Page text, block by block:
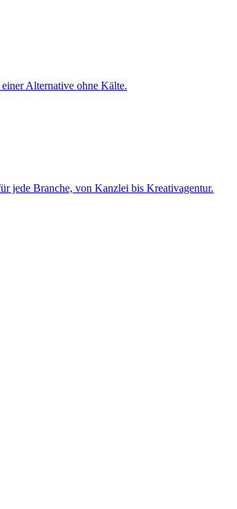
Alternative ohne Kälte.
jede Branche, von Kanzlei bis Kreativagentur.